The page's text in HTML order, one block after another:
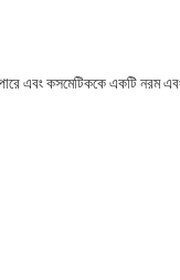
এবং কসমেটিককে একটি নরম